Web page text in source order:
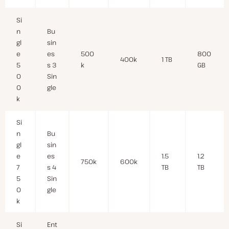
Si
n
gl
e
5
0
0
k
Bu
sin
es
s 3
Sin
gle
500
k
400k 1 TB
800
GB
Si
n
gl
e
7
5
0
k
Bu
sin
es
s 4
Sin
gle
750k 600k
1.5
TB
1.2
TB
Si
Ent